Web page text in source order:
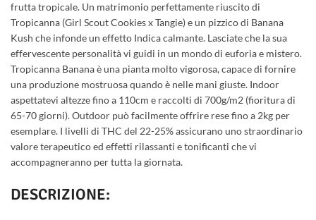
frutta tropicale. Un matrimonio perfettamente riuscito di
Tropicanna (Girl Scout Cookies x Tangie) e un pizzico di Banana
Kush che infonde un effetto Indica calmante. Lasciate che la sua
effervescente personalità vi guidi in un mondo di euforia e mistero.
Tropicanna Banana è una pianta molto vigorosa, capace di fornire
una produzione mostruosa quando è nelle mani giuste. Indoor
aspettatevi altezze fino a 110cm e raccolti di 700g/m2 (fioritura di
65-70 giorni). Outdoor può facilmente offrire rese fino a 2kg per
esemplare. I livelli di THC del 22-25% assicurano uno straordinario
valore terapeutico ed effetti rilassanti e tonificanti che vi
accompagneranno per tutta la giornata.
DESCRIZIONE: